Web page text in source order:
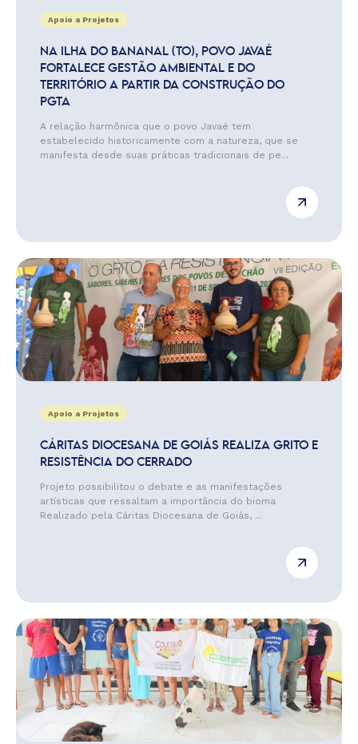
Apoio a Projetos
NA ILHA DO BANANAL (TO), POVO JAVAÉ
FORTALECE GESTÃO AMBIENTAL E DO
TERRITÓRIO A PARTIR DA CONSTRUÇÃO DO
PGTA
A relação harmônica que o povo Javaé tem
estabelecido historicamente com a natureza, que se
manifesta desde suas práticas tradicionais de pe...
Apoio a Projetos
CÁRITAS DIOCESANA DE GOIÁS REALIZA GRITO E
RESISTÊNCIA DO CERRADO
Projeto possibilitou o debate e as manifestações
artísticas que ressaltam a importância do bioma
Realizado pela Cáritas Diocesana de Goiás, ...